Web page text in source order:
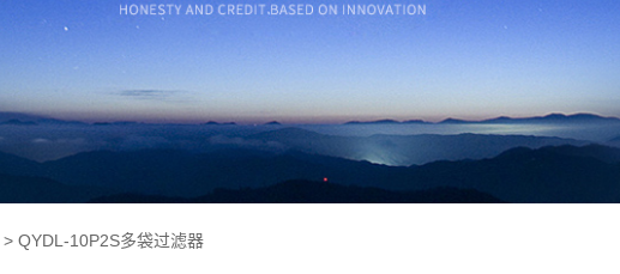
> QYDL-10P2S多袋过滤器